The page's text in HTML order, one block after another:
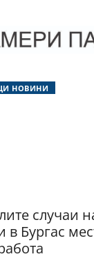
НОВИНИ
случаи
в Бургас